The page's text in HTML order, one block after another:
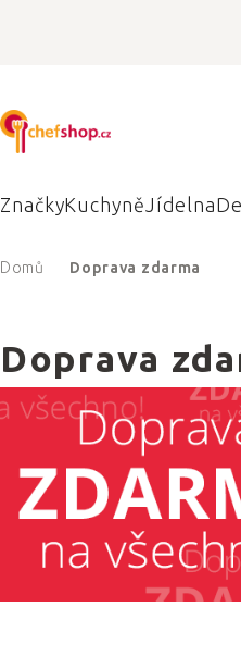
ZnačkyKuchyněJídelna
Domů Doprava zdarma
Doprava